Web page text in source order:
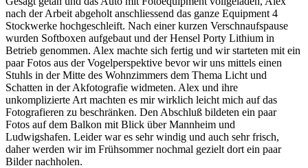
nach der Arbeit abgeholt anschliessend das ganze Equipment 4
Stockwerke hochgeschleift. Nach einer kurzen Verschnaufspause
wurden Softboxen aufgebaut und der Hensel Porty Lithium in
Betrieb genommen. Alex machte sich fertig und wir starteten mit ein
paar Fotos aus der Vogelperspektive bevor wir uns mittels einen
Stuhls in der Mitte des Wohnzimmers dem Thema Licht und
Schatten in der Akfotografie widmeten. Alex und ihre
unkomplizierte Art machten es mir wirklich leicht mich auf das
Fotografieren zu beschränken. Den Abschluß bildeten ein paar
Fotos auf dem Balkon mit Blick über Mannheim und
Ludwigshafen. Leider war es sehr windig und auch sehr frisch,
daher werden wir im Frühsommer nochmal gezielt dort ein paar
Bilder nachholen.